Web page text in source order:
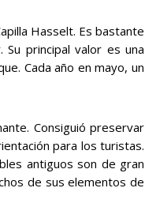
Hasselt. Es bastante
principal valor es una
Cada año en mayo, un
Consiguió preservar
para los turistas.
antiguos son de gran
de sus elementos de